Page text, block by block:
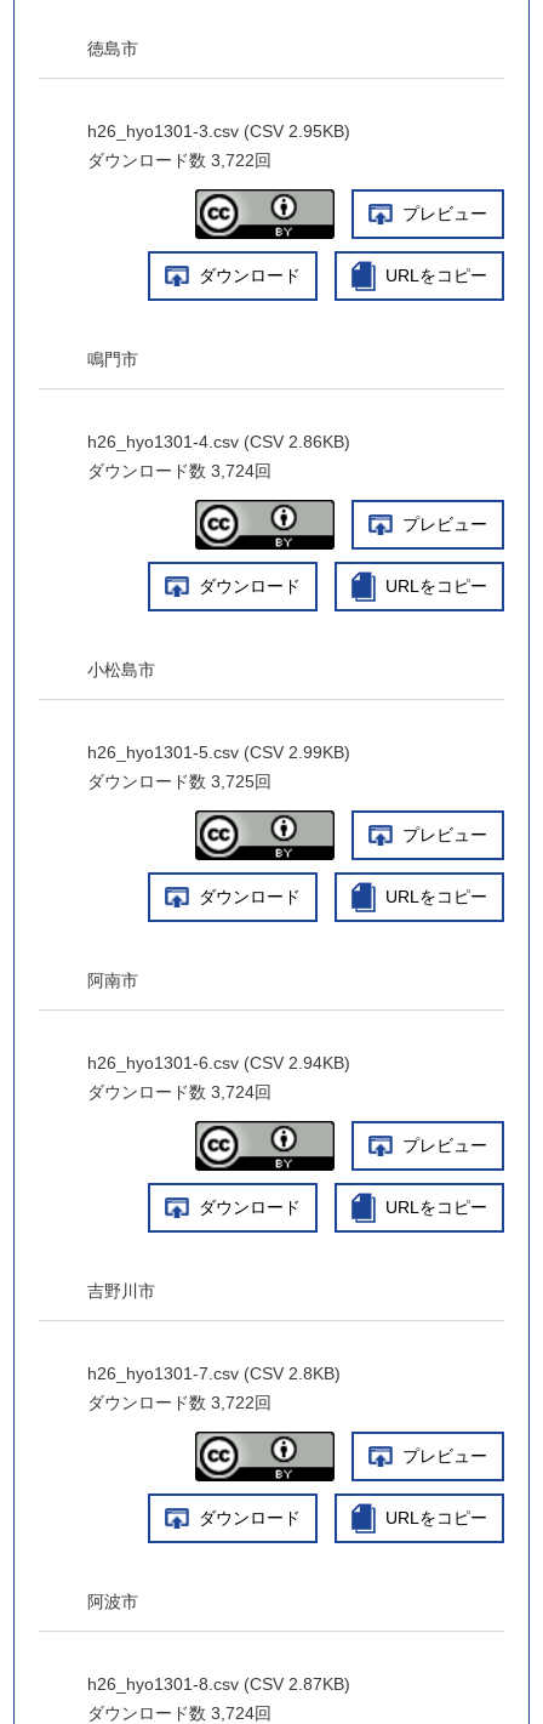
徳島市
h26_hyo1301-3.csv (CSV 2.95KB)
ダウンロード数 3,722回
プレビュー
ダウンロード URLをコピー
鳴門市
h26_hyo1301-4.csv (CSV 2.86KB)
ダウンロード数 3,724回
プレビュー
ダウンロード URLをコピー
小松島市
h26_hyo1301-5.csv (CSV 2.99KB)
ダウンロード数 3,725回
プレビュー
ダウンロード URLをコピー
阿南市
h26_hyo1301-6.csv (CSV 2.94KB)
ダウンロード数 3,724回
プレビュー
ダウンロード URLをコピー
吉野川市
h26_hyo1301-7.csv (CSV 2.8KB)
ダウンロード数 3,722回
プレビュー
ダウンロード URLをコピー
阿波市
h26_hyo1301-8.csv (CSV 2.87KB)
ダウンロード数 3,724回